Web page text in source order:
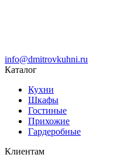
info@dmitrovkuhni.ru
Каталог
Кухни
Шкафы
Гостиные
Прихожие
Гардеробные
Клиентам